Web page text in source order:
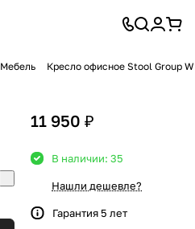
Мебель Кресло офисное Stool Group
11 950 ₽
В наличии: 35
Нашли дешевле?
Гарантия 5 лет